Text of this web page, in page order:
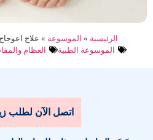
الرئيسية » الموسوعة » علاج
الموسوعة الطبية
العظام
اتصل الآن لطلب